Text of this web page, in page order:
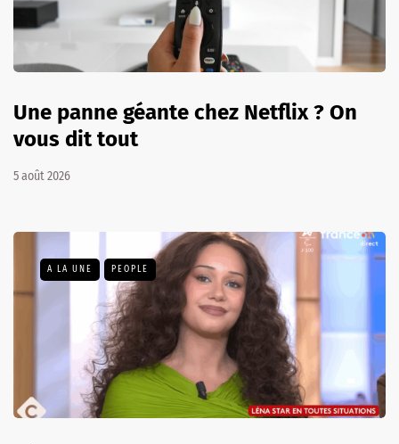
Une panne géante chez Netflix ? On
vous dit tout
5 août 2026
A LA UNE PEOPLE